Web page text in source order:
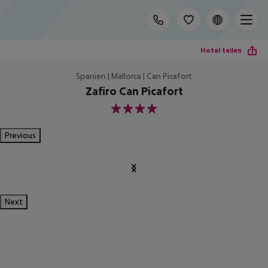
Hotel teilen
Spanien | Mallorca | Can Picafort
Zafiro Can Picafort
4
Previous
Next